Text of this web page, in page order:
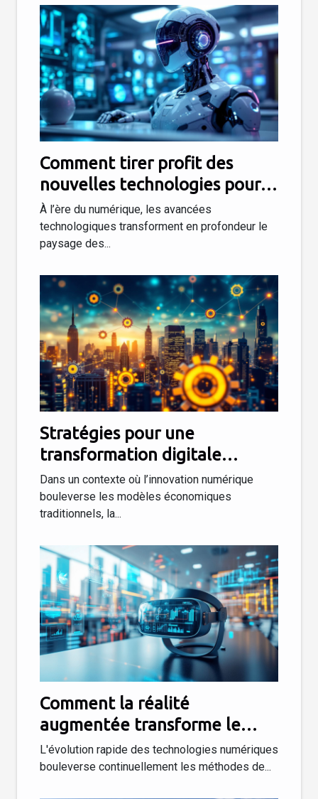
Comment tirer profit des
nouvelles technologies pour
dynamiser votre entreprise ?
À l’ère du numérique, les avancées
technologiques transforment en profondeur le
paysage des...
Stratégies pour une
transformation digitale
réussie en entreprise
Dans un contexte où l’innovation numérique
bouleverse les modèles économiques
traditionnels, la...
Comment la réalité
augmentée transforme le
paysage du marketing digital ?
L'évolution rapide des technologies numériques
bouleverse continuellement les méthodes de...